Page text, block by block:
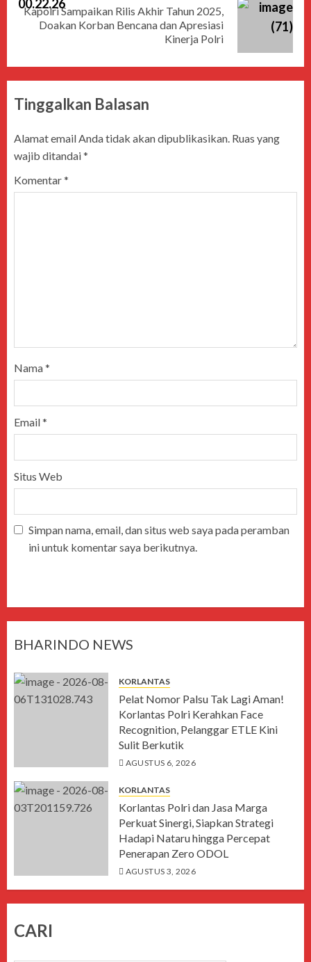
Kapolri Sampaikan Rilis Akhir Tahun 2025,
Doakan Korban Bencana dan Apresiasi
Kinerja Polri
Tinggalkan Balasan
Alamat email Anda tidak akan dipublikasikan. Ruas yang
wajib ditandai*
Komentar*
Nama*
Email*
Situs Web
Simpan nama, email, dan situs web saya pada peramban
ini untuk komentar saya berikutnya.
BHARINDO NEWS
KORLANTAS
Pelat Nomor Palsu Tak Lagi Aman!
Korlantas Polri Kerahkan Face
Recognition, Pelanggar ETLE Kini
Sulit Berkutik
AGUSTUS 6, 2026
KORLANTAS
Korlantas Polri dan Jasa Marga
Perkuat Sinergi, Siapkan Strategi
Hadapi Nataru hingga Percepat
Penerapan Zero ODOL
AGUSTUS 3, 2026
CARI